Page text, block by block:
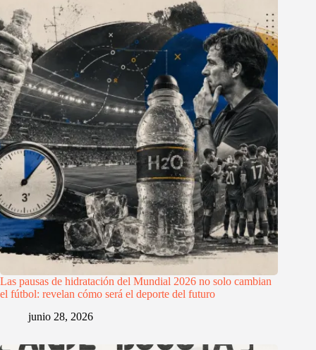
Las pausas de hidratación del Mundial 2026 no solo cambian
el fútbol: revelan cómo será el deporte del futuro
junio 28, 2026